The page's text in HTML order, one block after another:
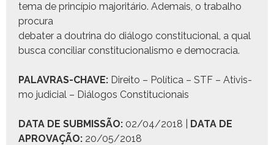
tema de princí­pio majoritário. Ade­mais, o tra­bal­ho
procura
debater a dout­ri­na do diál­o­go con­sti­tu­cional, a qual
bus­ca con­cil­iar con­sti­tu­cional­is­mo e democracia.
PALAVRAS-CHAVE: Dire­ito – Políti­ca – STF – Ativis­
mo judi­cial – Diál­o­gos Constitucionais
DATA DE SUBMISSÃO: 02/04/2018 | DATA DE
APROVAÇÃO: 20/05/2018